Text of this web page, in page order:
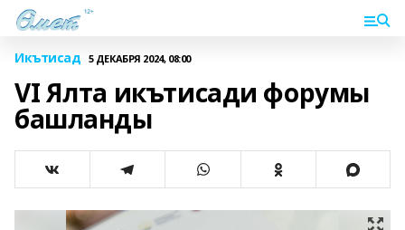
Икътисад 5 ДЕКАБРЯ 2024, 08:00
VI Ялта икътисади форумы
башланды